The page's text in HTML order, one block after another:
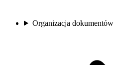
Organizacja dokumentów